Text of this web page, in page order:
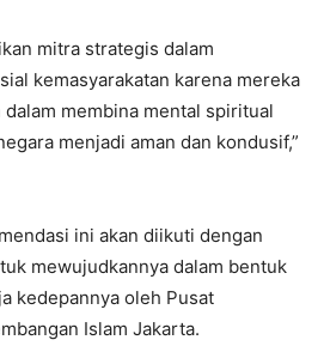
mitra strategis dalam
kemasyarakatan karena mereka
membina mental spiritual
menjadi aman dan kondusif,”
ini akan diikuti dengan
mewujudkannya dalam bentuk
kedepannya oleh Pusat
Islam Jakarta.